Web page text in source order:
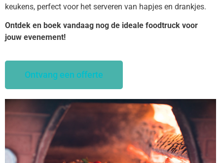
keukens, perfect voor het serveren van hapjes en drankjes.
Ontdek en boek vandaag nog de ideale foodtruck voor
jouw evenement!
Ontvang een offerte